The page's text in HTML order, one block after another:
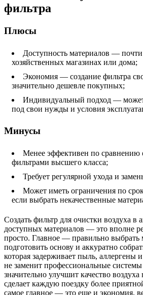
фильтра
Плюсы
Доступность материалов — почти
хозяйственных магазинах или дома;
Экономия — создание фильтра
значительно дешевле покупных;
Индивидуальный подход —
под свои нужды и условия
Минусы
Менее эффективен по
фильтрами высшего класса;
Требует регулярной ухода и
Может иметь ограничения по
если выбрать некачественные
Создать фильтр для очистки воздуха в
доступных материалов — это вполне
просто. Главное — правильно выбрать
подготовить основу и аккуратно
которая задерживает пыль, аллергены
не заменит профессиональные
значительно улучшит качество
сделает каждую поездку более
самое главное — это еще и экономия,